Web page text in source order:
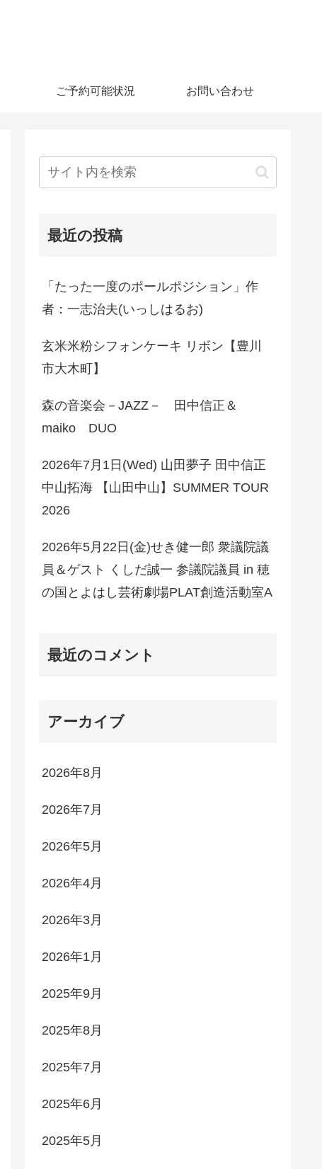
ご予約可能状況 お問い合わせ
最近の投稿
「たった一度のポールポジション」作
者：一志治夫(いっしはるお)
玄米米粉シフォンケーキ リボン【豊川
市大木町】
森の音楽会－JAZZ－ 田中信正＆
maiko DUO
2026年7月1日(Wed) 山田夢子 田中信正
中山拓海 【山田中山】SUMMER TOUR
2026
2026年5月22日(金)せき健一郎 衆議院議
員＆ゲスト くしだ誠一 参議院議員 in 穂
の国とよはし芸術劇場PLAT創造活動室A
最近のコメント
アーカイブ
2026年8月
2026年7月
2026年5月
2026年4月
2026年3月
2026年1月
2025年9月
2025年8月
2025年7月
2025年6月
2025年5月